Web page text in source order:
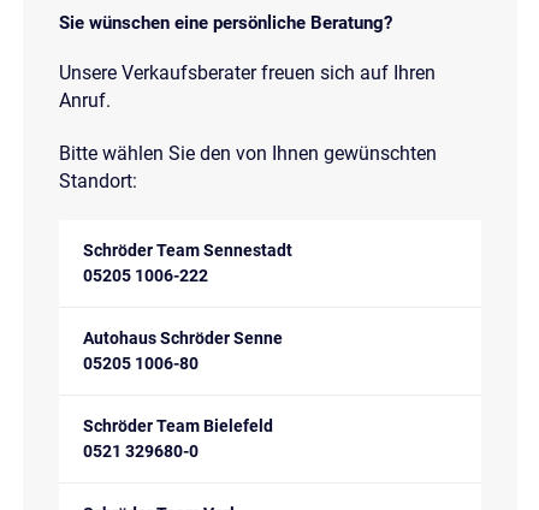
Sie wünschen eine persönliche Beratung?
Unsere Verkaufsberater freuen sich auf Ihren
Anruf.
Bitte wählen Sie den von Ihnen gewünschten
Standort:
Schröder Team Sennestadt
05205 1006-222
Autohaus Schröder Senne
05205 1006-80
Schröder Team Bielefeld
0521 329680-0